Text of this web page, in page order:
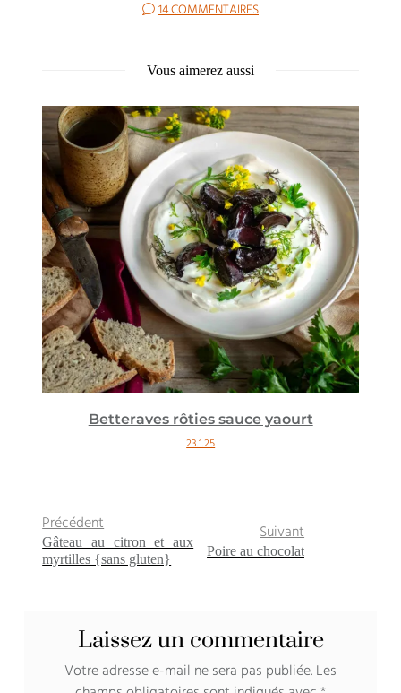
14 COMMENTAIRES
Vous aimerez aussi
Betteraves rôties sauce yaourt
23.1.25
Précédent
Gâteau au citron et aux
myrtilles {sans gluten}
Suivant
Poire au chocolat
Laissez un commentaire
Votre adresse e-mail ne sera pas publiée.Les